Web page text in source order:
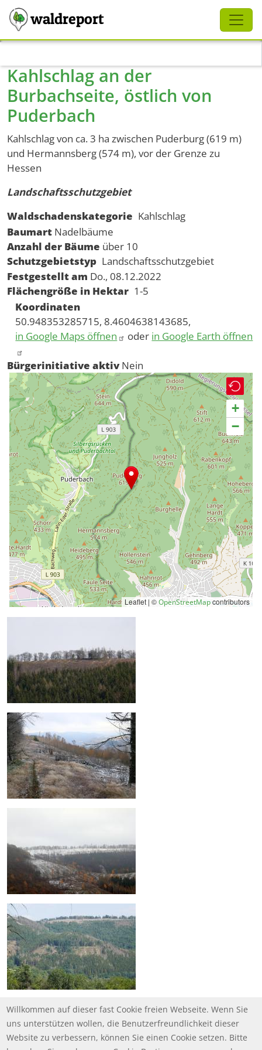
waldreport
Kahlschlag an der
Burbachseite, östlich von
Puderbach
Kahlschlag von ca. 3 ha zwischen Puderburg (619 m)
und Hermannsberg (574 m), vor der Grenze zu
Hessen
Landschaftsschutzgebiet
Waldschadenskategorie Kahlschlag
Baumart Nadelbäume
Anzahl der Bäume über 10
Schutzgebietstyp Landschaftsschutzgebiet
Festgestellt am Do., 08.12.2022
Flächengröße in Hektar 1-5
Koordinaten
50.948353285715, 8.4604638143685,
in Google Maps öffnen
oder in Google Earth öffnen
Bürgerinitiative aktiv Nein
+
−
Leaflet | ©OpenStreetMapcontributors
Schliessen
Willkommen auf dieser fast Cookie freien Webseite. Wenn Sie
uns unterstützen wollen, die Benutzerfreundlichkeit dieser
Website zu verbessern, können Sie einen Cookie setzen. Bitte